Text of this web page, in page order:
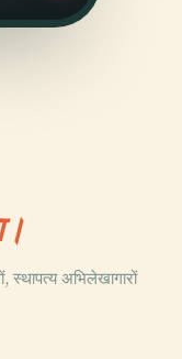
स्थापत्य अभिलेखागारों